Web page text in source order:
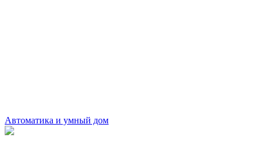
Автоматика и умный дом